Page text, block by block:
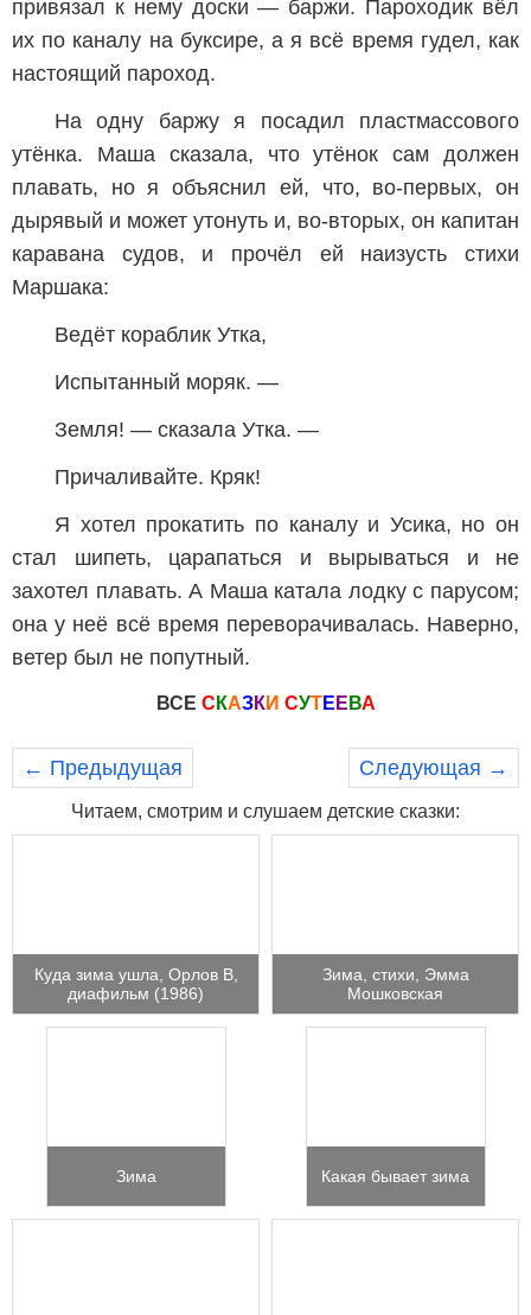
привязал к нему доски — баржи. Пароходик вёл
их по каналу на буксире, а я всё время гудел, как
настоящий пароход.
На одну баржу я посадил пластмассового
утёнка. Маша сказала, что утёнок сам должен
плавать, но я объяснил ей, что, во-первых, он
дырявый и может утонуть и, во-вторых, он капитан
каравана судов, и прочёл ей наизусть стихи
Маршака:
Ведёт кораблик Утка,
Испытанный моряк. —
Земля! — сказала Утка. —
Причаливайте. Кряк!
Я хотел прокатить по каналу и Усика, но он
стал шипеть, царапаться и вырываться и не
захотел плавать. А Маша катала лодку с парусом;
она у неё всё время переворачивалась. Наверно,
ветер был не попутный.
ВСЕ С КАЗКИ СУТЕ Е ВА
← Предыдущая Следующая →
Читаем, смотрим и слушаем детские сказки:
Куда зима ушла, Орлов В,
диафильм (1986)
Зима, стихи, Эмма
Мошковская
Зима Какая бывает зима